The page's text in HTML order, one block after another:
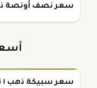
سعر نصف أونصة
سعر سبيكة ذهب ١ تولة عيار ٢٤